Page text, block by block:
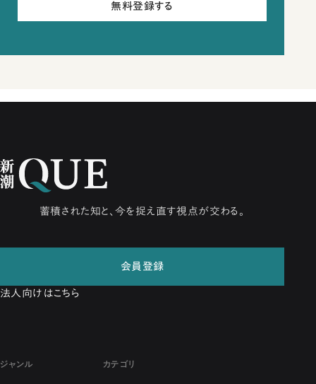
無料登録する
蓄積された知と、今を捉え直す視点が交わる。
会員登録
法人向けはこちら
ジャンル カテゴリ